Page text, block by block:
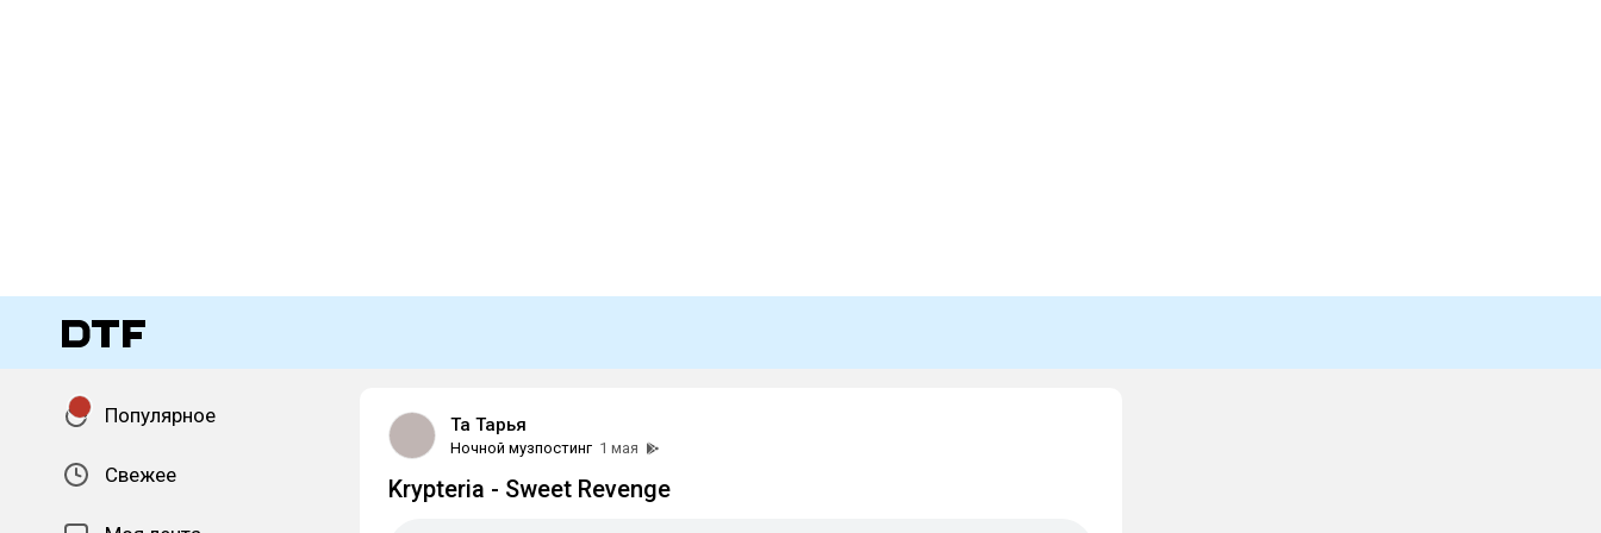
Популярное
Свежее
Та Тарья
Ночной музпостинг 1 мая
Krypteria - Sweet Revenge